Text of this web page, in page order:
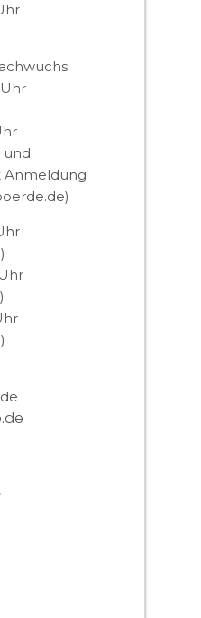
Uhr
und
Anmeldung
: